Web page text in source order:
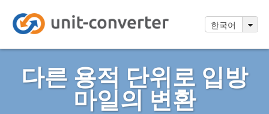
한국어
다른 용적 단위로 입방
마일의 변환